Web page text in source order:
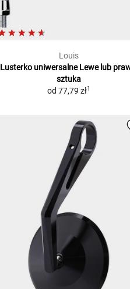
Louis
Lusterko uniwersalne Lewe lub
sztuka
od 77,79 zł1